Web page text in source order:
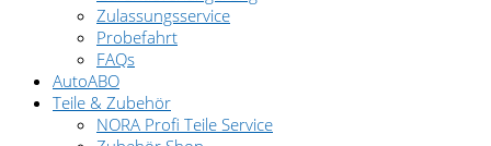
Zulassungsservice
Probefahrt
FAQs
AutoABO
Teile & Zubehör
NORA Profi Teile Service